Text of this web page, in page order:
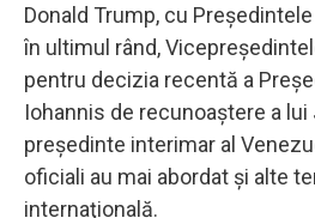
Donald Trump, cu
în ultimul rând,
pentru decizia recentă a
Iohannis de recunoaştere a lui
preşedinte interimar al
oficiali au mai abordat şi alte
internaţională.